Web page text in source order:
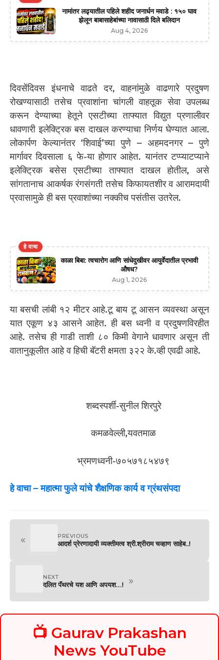
नामांतर लढ्यातील पहिले शहीद जनार्धन मवाडे : १५० घाव
झेलून बाबासाहेबांच्या नावासाठी दिले बलिदान
Aug 4, 2026
दिवसेंदिवस इंधनाचे वाढते दर, वाहनांमुळे वाढणारे प्रदुषण
रोखण्यासाठी तसेच प्रवाशांना चांगली वाहतूक सेवा उपलब्ध
करून देण्याच्या हेतूने एसटीच्या ताफ्यात विद्युत प्रणालीवर
धावणारी इलेक्ट्रिक बस दाखल करण्याचा निर्णय घेण्यात आला.
लोकार्पण केल्यानंतर ‘शिवाई’च्या पुणे – अहमदनगर – पुणे
मार्गावर दिवसाला ६ फे-या होणार आहेत. यानंतर टप्प्याटप्याने
इलेक्ट्रिक बसेस एसटीच्या ताफ्यात दाखल होतील, असे
सांगतानाच आकर्षक रंगसंगती तसेच किफायतशीर व आरामदायी
प्रवासामुळे ही बस प्रवाशांच्या नक्कीच पसंतीस उतरेल.
हे वाचा
काळा बिबा: त्वचारोग आणि सांधेदुखीवर आयुर्वेदातील प्रभावी
औषध?
Aug 1, 2026
या बसची लांबी १२ मीटर आहे.टू बाय टू आसन व्यवस्था असून
यात एकूण ४३ आसने आहेत. ही बस ध्वनी व प्रदुषणविरहीत
आहे. तसेच ही गाडी ताशी ८० किमी वेगाने धावणार असून ती
वातानुकूलीत आहे व हिची बॅटरी क्षमता ३२२ के.व्ही एवढी आहे.
शब्दस्पर्शी-सुनील शिरपुरे
कमळवेल्ली,यवतमाळ
भ्रमणध्वनी-७०५७१८५४७९
हे वाचा – महात्मा फुले यांचे शैक्षणिक कार्य व ग्रंथसंपदा
« PREVIOUS
आदर्श प्रेरणादायी व्यक्तीमत्व श्री.श्रीराम चव्हाण साहेब..!
NEXT
दलित पॅंथरचे यश आणि अपयश…! »
📺 Gaurav Prakashan
News YouTube